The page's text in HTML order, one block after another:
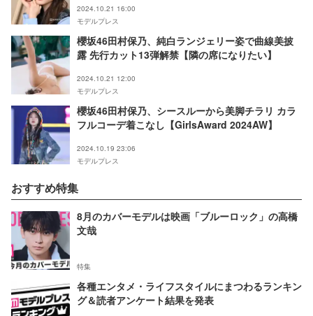
2024.10.21 16:00
モデルプレス
櫻坂46田村保乃、純白ランジェリー姿で曲線美披
露 先行カット13弾解禁【隣の席になりたい】
2024.10.21 12:00
モデルプレス
櫻坂46田村保乃、シースルーから美脚チラリ カラ
フルコーデ着こなし【GirlsAward 2024AW】
2024.10.19 23:06
モデルプレス
おすすめ特集
8月のカバーモデルは映画「ブルーロック」の高橋
文哉
特集
各種エンタメ・ライフスタイルにまつわるランキン
グ＆読者アンケート結果を発表